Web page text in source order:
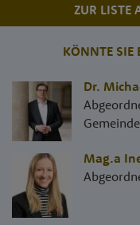
ZUR LISTE
KÖNNTE SIE
Dr.
Mag.a